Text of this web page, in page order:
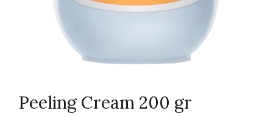
Peeling Cream 200 gr